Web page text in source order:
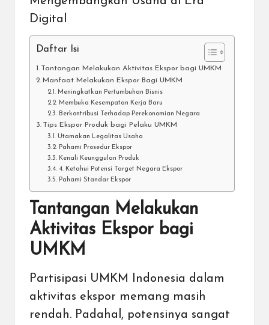
Digital
Daftar Isi
Tantangan Melakukan Aktivitas Ekspor bagi UMKM
Manfaat Melakukan Ekspor Bagi UMKM
Meningkatkan Pertumbuhan Bisnis
Membuka Kesempatan Kerja Baru
Berkontribusi Terhadap Perekonomian Negara
Tips Ekspor Produk bagi Pelaku UMKM
Utamakan Legalitas Usaha
Pahami Prosedur Ekspor
Kenali Keunggulan Produk
4. Ketahui Potensi Target Negara Ekspor
Pahami Standar Ekspor
Tantangan Melakukan
Aktivitas Ekspor bagi
UMKM
Partisipasi UMKM Indonesia dalam
aktivitas ekspor memang masih
rendah. Padahal, potensinya sangat